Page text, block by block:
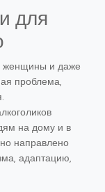
для
женщины и даже
проблема,
на дому и в
направлено
адаптацию,